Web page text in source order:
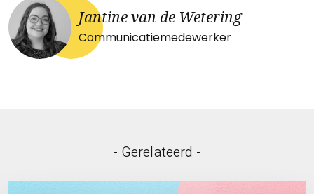
Jantine van de Wetering
Communicatiemedewerker
- Gerelateerd -